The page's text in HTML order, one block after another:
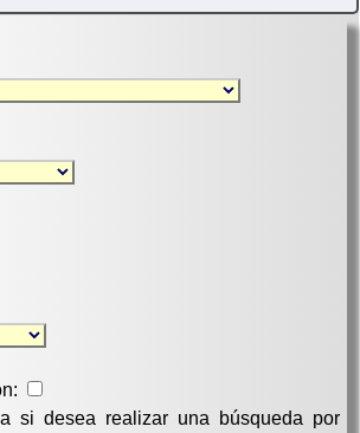
si desea realizar una búsqueda por